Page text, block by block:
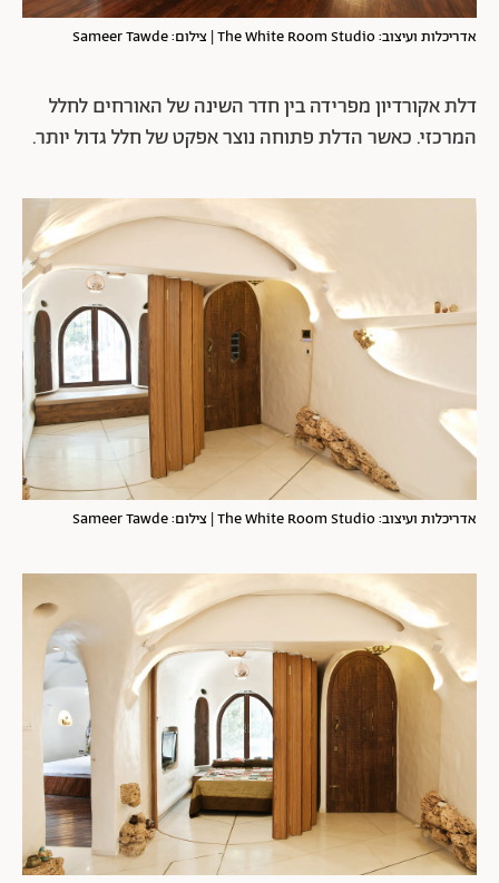
אדריכלות ועיצוב: The White Room Studio | צילום: Sameer Tawde
דלת אקורדיון מפרידה בין חדר השינה של האורחים לחלל
המרכזי. כאשר הדלת פתוחה נוצר אפקט של חלל גדול יותר.
אדריכלות ועיצוב: The White Room Studio | צילום: Sameer Tawde